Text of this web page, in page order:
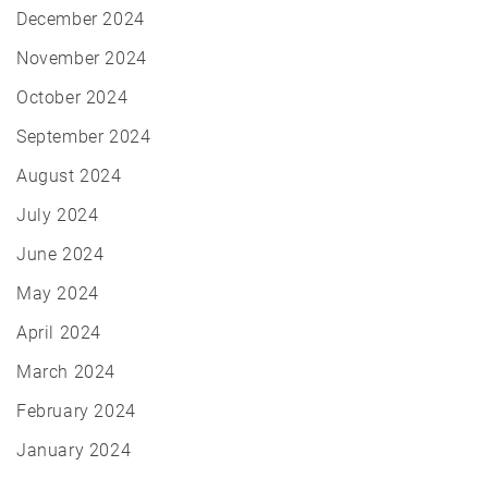
December 2024
November 2024
October 2024
September 2024
August 2024
July 2024
June 2024
May 2024
April 2024
March 2024
February 2024
January 2024